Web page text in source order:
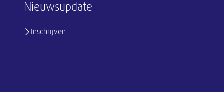
Nieuwsupdate
Inschrijven